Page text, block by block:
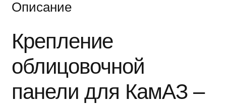
Описание
Крепление
облицовочной
панели для КамАЗ –